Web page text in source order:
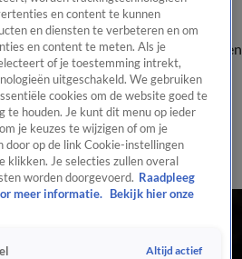
Uitzendingen Onze gezichten
In de
vragenKijkersvraag insturen
De OranjezomerShopUitzending
en content te kunnen
en diensten te verbeteren en om
en content te meten. Als je
of je toestemming intrekt,
uitgeschakeld. We gebruiken
cookies om de website goed te
te houden. Je kunt dit menu op ieder
je keuzes te wijzigen of om je
op de link Cookie-instellingen
klikken. Je selecties zullen overal
worden doorgevoerd. Raadpleeg
meer informatie.
Bekijk hier onze
Altijd actief